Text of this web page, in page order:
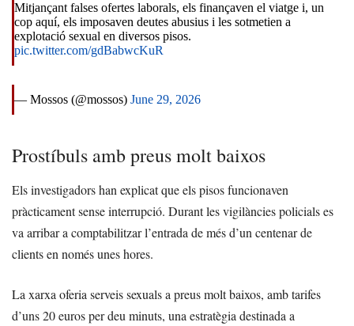
Mitjançant falses ofertes laborals, els finançaven el viatge i, un
cop aquí, els imposaven deutes abusius i les sotmetien a
explotació sexual en diversos pisos.
pic.twitter.com/gdBabwcKuR
— Mossos (@mossos) June 29, 2026
Prostíbuls amb preus molt baixos
Els investigadors han explicat que els pisos funcionaven
pràcticament sense interrupció. Durant les vigilàncies policials es
va arribar a comptabilitzar l’entrada de més d’un centenar de
clients en només unes hores.
La xarxa oferia serveis sexuals a preus molt baixos, amb tarifes
d’uns 20 euros per deu minuts, una estratègia destinada a